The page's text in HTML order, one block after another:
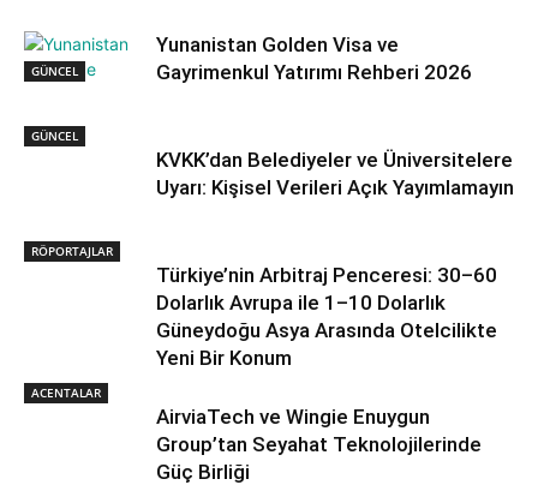
GÜNCEL
Yunanistan Golden Visa ve
Gayrimenkul Yatırımı Rehberi 2026
GÜNCEL
KVKK’dan Belediyeler ve Üniversitelere
Uyarı: Kişisel Verileri Açık Yayımlamayın
RÖPORTAJLAR
Türkiye’nin Arbitraj Penceresi: 30–60
Dolarlık Avrupa ile 1–10 Dolarlık
Güneydoğu Asya Arasında Otelcilikte
Yeni Bir Konum
ACENTALAR
AirviaTech ve Wingie Enuygun
Group’tan Seyahat Teknolojilerinde
Güç Birliği